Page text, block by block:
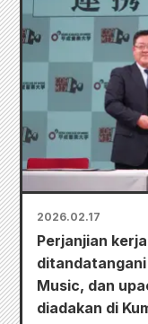
2026.02.17
Perjanjian
Music, dan
diadakan di